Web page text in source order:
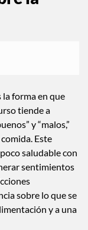
la
forma en que
tiende a
y “malos,”
Este
saludable con
sentimientos
sobre lo que se
y a una